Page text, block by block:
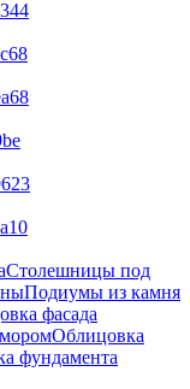
Столешницы под
Подиумы из камня
фасада
Облицовка
фундамента